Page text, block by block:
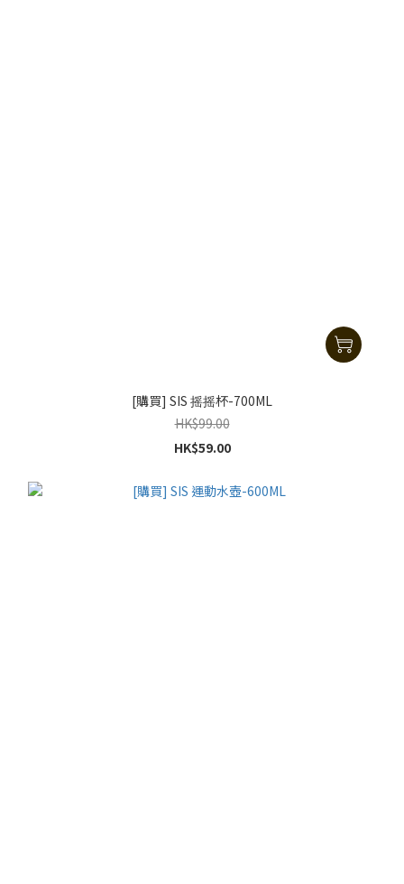
[購買] SIS 摇摇杯-700ML
HK$99.00
HK$59.00